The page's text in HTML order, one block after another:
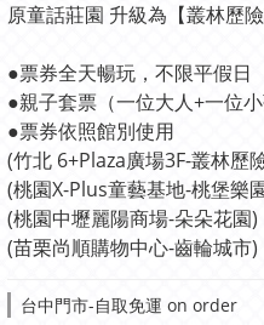
原童話莊園 升級為【叢林歷險
●票券全天暢玩，不限平假日
●親子套票（一位大人+一位小
●票券依照館別使用
(竹北 6+Plaza廣場3F-叢林歷
(桃園X-Plus童藝基地-桃堡樂
(桃園中壢麗陽商場-朵朵花園)
(苗栗尚順購物中心-齒輪城市)
台中門市-自取免運 on order